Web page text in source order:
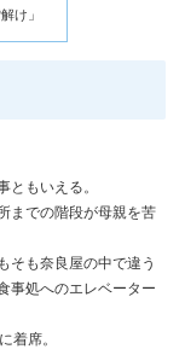
け」
もいえる。
までの階段が母親を苦
そも奈良屋の中で違う
事処へのエレベーター
着席。